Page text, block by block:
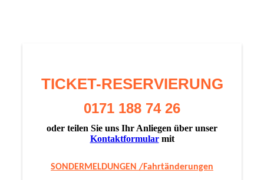
TICKET-RESERVIERUNG
0171 188 74 26
oder teilen Sie uns Ihr Anliegen über unser
Kontaktformularmit
SONDERMELDUNGEN /Fahrtänderungen